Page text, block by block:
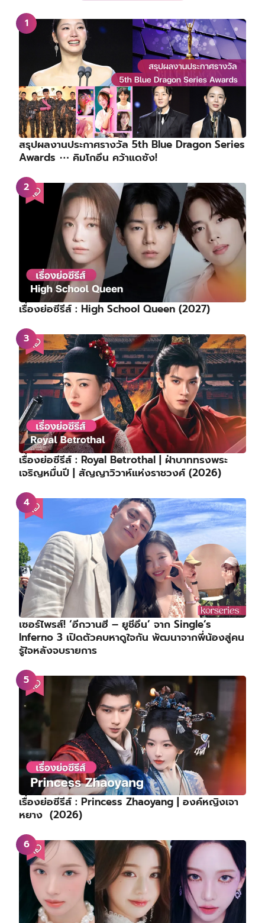
สรุปผลงานประกาศรางวัล 5th Blue Dragon Series
Awards ⋯ คิมโกอึน คว้าแดซัง!
เรื่องย่อซีรีส์ : High School Queen (2027)
เรื่องย่อซีรีส์ : Royal Betrothal | ฝ่าบาททรงพระ
เจริญหมื่นปี | สัญญาวิวาห์แห่งราชวงศ์ (2026)
เซอร์ไพรส์! ‘อีกวานฮี – ยูชีอึน’ จาก Single’s
Inferno 3 เปิดตัวคบหาดูใจกัน พัฒนาจากพี่น้องสู่คน
รู้ใจหลังจบรายการ
เรื่องย่อซีรีส์ : Princess Zhaoyang | องค์หญิงเจา
หยาง (2026)